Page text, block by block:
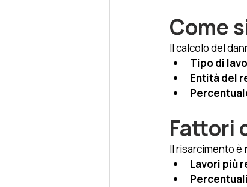
Come
Il calcolo del
Tipo di
Entità del
Fattori
Il risarcimento è
Lavori più